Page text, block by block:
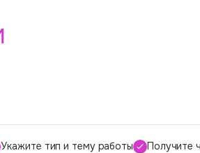
Укажите тип и тему работы Получите